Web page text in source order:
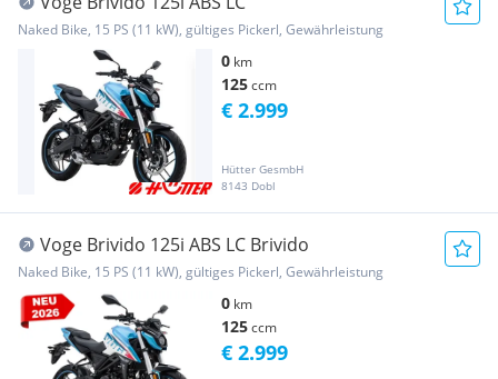
Naked Bike, 15 PS (11 kW), gültiges Pickerl, Gewährleistung
0 km
125ccm
Hütter GesmbH
8143 Dobl
€ 2.999
Voge Brivido 125i ABS LC Brivido
Naked Bike, 15 PS (11 kW), gültiges Pickerl, Gewährleistung
0 km
125ccm
€ 2.999